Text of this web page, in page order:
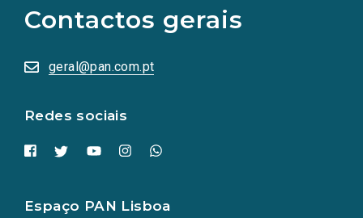
Contactos gerais
geral@pan.com.pt
Redes sociais
redes
sociais
numa
nova
Espaço PAN Lisboa